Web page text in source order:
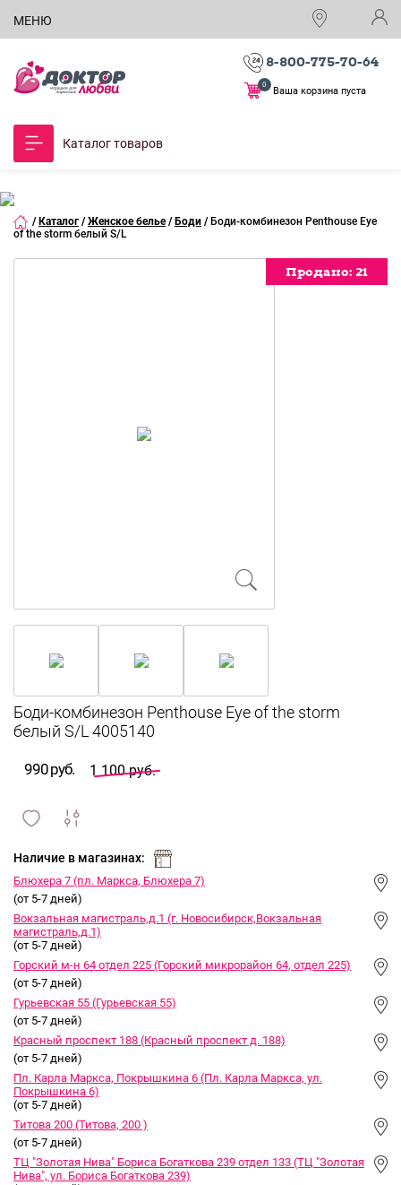
МЕНЮ
8-800-775-70-64
Ваша корзина пуста
0
Каталог товаров
/ Каталог / Женское белье / Боди / Боди-комбинезон Penthouse Eye
of the storm белый S/L
Продано: 21
Продано: 21
Продано: 21
990 руб. 1 100 руб.
и
Наличие в магазинах:
Блюхера 7 (пл. Маркса, Блюхера 7)
(от 5-7 дней)
Вокзальная магистраль,д.1 (г. Новосибирск,Вокзальная
магистраль,д.1)
(от 5-7 дней)
Горский м-н 64 отдел 225 (Горский микрорайон 64, отдел 225)
(от 5-7 дней)
Гурьевская 55 (Гурьевская 55)
(от 5-7 дней)
Красный проспект 188 (Красный проспект д. 188)
(от 5-7 дней)
Пл. Карла Маркса, Покрышкина 6 (Пл. Карла Маркса, ул.
Покрышкина 6)
(от 5-7 дней)
Титова 200 (Титова, 200 )
(от 5-7 дней)
ТЦ "Золотая Нива" Бориса Богаткова 239 отдел 133 (ТЦ "Золотая
Нива", ул. Бориса Богаткова 239)